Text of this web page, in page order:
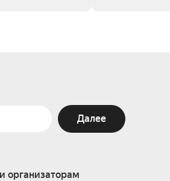
Далее
организаторам